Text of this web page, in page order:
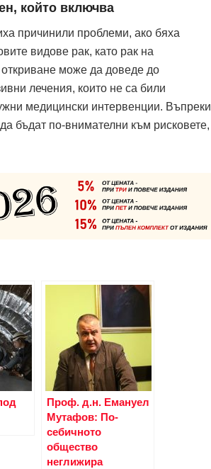
който включва
причинили проблеми, ако бяха
видове рак, като рак на
може да доведе до
лечения, които не са били
медицински интервенции. Въпреки
бъдат по-внимателни към рисковете,
Проф. д.н. Емануел
Мутафов: По-
себичното
общество
неглижира